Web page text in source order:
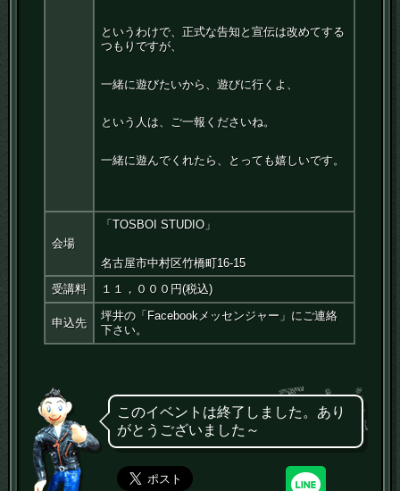
というわけで、正式な告知と宣伝は改めてする
つもりですが、
一緒に遊びたいから、遊びに行くよ、
という人は、ご一報くださいね。
一緒に遊んでくれたら、とっても嬉しいです。
会場
「TOSBOI STUDIO」
名古屋市中村区竹橋町16-15
受講料
１１，０００円(税込)
申込先
坪井の「Facebookメッセンジャー」にご連絡
下さい。
このイベントは終了しました。あり
がとうございました～